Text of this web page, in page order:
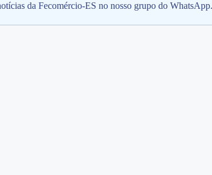
da Fecomércio-ES no nosso grupo do WhatsApp.